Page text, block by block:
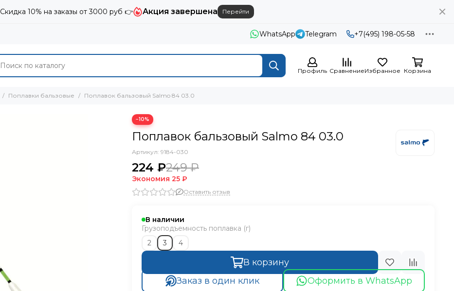
Скидка 10% на заказы от 3000 руб 👉 Акция завершена Перейти
WhatsApp Telegram +7(495) 198-05-58
Профиль СравнениеИзбранное Корзина
Поплавки бальзовые Поплавок бальзовый Salmo 84 03.0
−10%
Поплавок бальзовый Salmo 84 03.0
Артикул: 9184-030
224 ₽249 ₽
Экономия 25 ₽
Оставить отзыв
В наличии
Грузоподъемность поплавка (г)
2
3 4
В корзину
Заказ в один клик
Оформить в WhatsApp